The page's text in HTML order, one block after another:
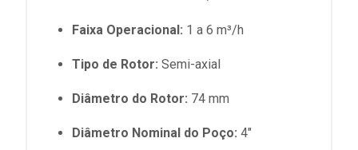
Faixa Operacional: 1 a 6 m³/h
Tipo de Rotor: Semi-axial
Diâmetro do Rotor: 74 mm
Diâmetro Nominal do Poço: 4"